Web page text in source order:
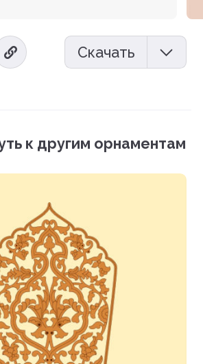
Скачать
Фотографии (PNG)
Загрузить все файлы
к другим орнаментам